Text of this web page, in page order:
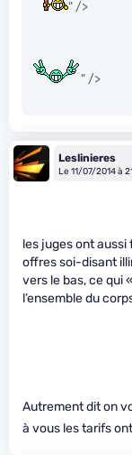
" />
" />
Leslinieres
Le 11/07/2014 à
les juges ont
offres soi-disant
vers le bas, ce qui
l’ensemble du
Autrement dit on
à vous les tarifs